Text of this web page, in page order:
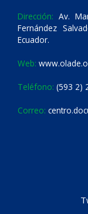
Dirección: Av.
Fernández
Ecuador.
Web:
Teléfono: (593 2)
Correo: